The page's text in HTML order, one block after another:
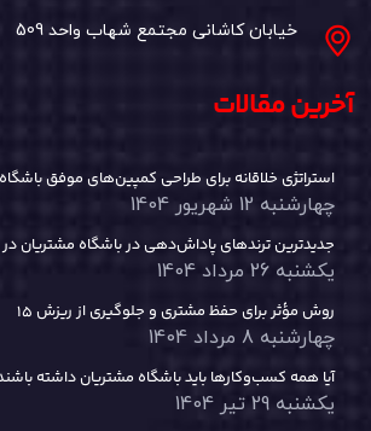
خیابان کاشانی مجتمع شهاب واحد 509
آخرین مقالات
۱۰ استراتژی خلاقانه برای طراحی کمپین‌های موفق
چهارشنبه 12 شهریور 1404
جدیدترین ترندهای پاداش‌دهی در باشگاه مشتریان در
یکشنبه 26 مرداد 1404
۱۵ روش مؤثر برای حفظ مشتری و جلوگیری از ریزش
چهارشنبه 8 مرداد 1404
آیا همه کسب‌وکارها باید باشگاه مشتریان داشته
یکشنبه 29 تیر 1404